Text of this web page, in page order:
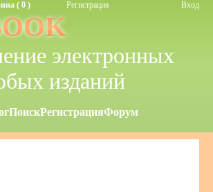
( 0 ) Регистрация Вход
электронных
изданий
ПоискРегистрацияФорум